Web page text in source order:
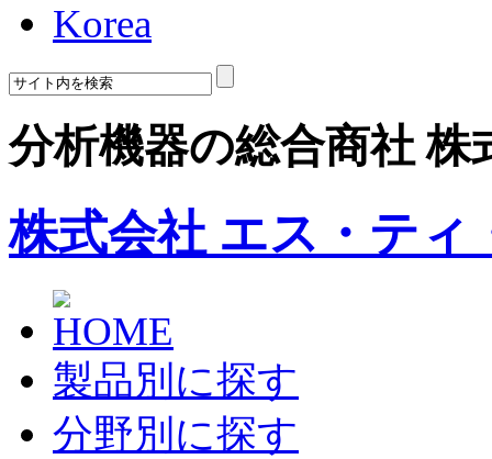
Korea
分析機器の総合商社
株式会社 エス・ティ
製品別に探す
分野別に探す